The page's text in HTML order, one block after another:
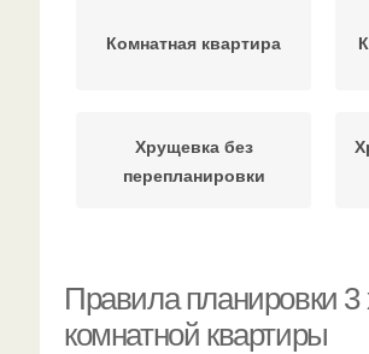
Комнатная квартира
Хрущевка без
перепланировки
Правила планировки 3
комнатной квартиры